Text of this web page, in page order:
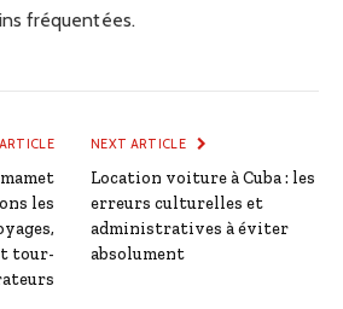
fréquentées.
les
tour-
NEXT ARTICLE
Location voiture à Cuba : les
erreurs culturelles et
administratives à éviter
absolument